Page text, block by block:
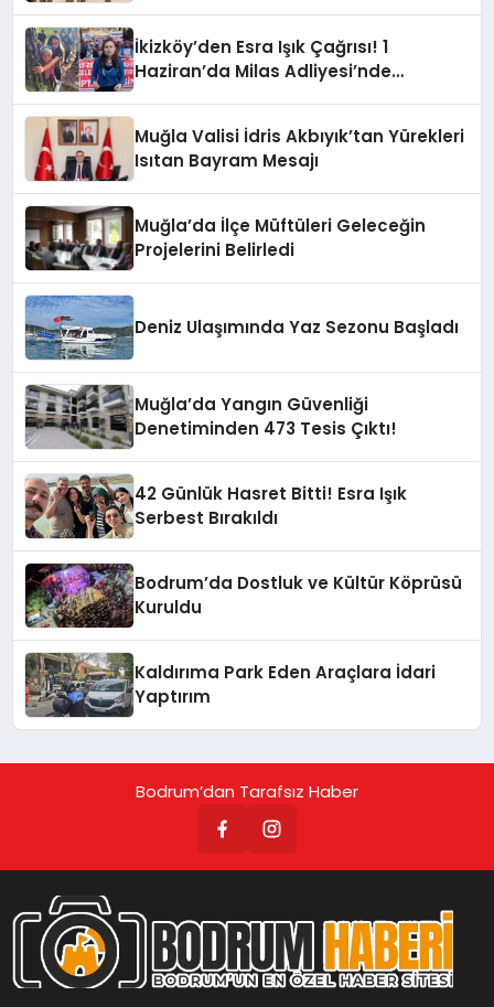
İkizköy’den Esra Işık Çağrısı! 1
Haziran’da Milas Adliyesi’nde
Muğla Valisi İdris Akbıyık’tan Yürekleri
Isıtan Bayram Mesajı
Muğla’da İlçe Müftüleri Geleceğin
Projelerini Belirledi
Deniz Ulaşımında Yaz Sezonu Başladı
Muğla’da Yangın Güvenliği
Denetiminden 473 Tesis Çıktı!
42 Günlük Hasret Bitti! Esra Işık
Serbest Bırakıldı
Bodrum’da Dostluk ve Kültür Köprüsü
Kuruldu
Kaldırıma Park Eden Araçlara İdari
Yaptırım
Bodrum’dan Tarafsız Haber